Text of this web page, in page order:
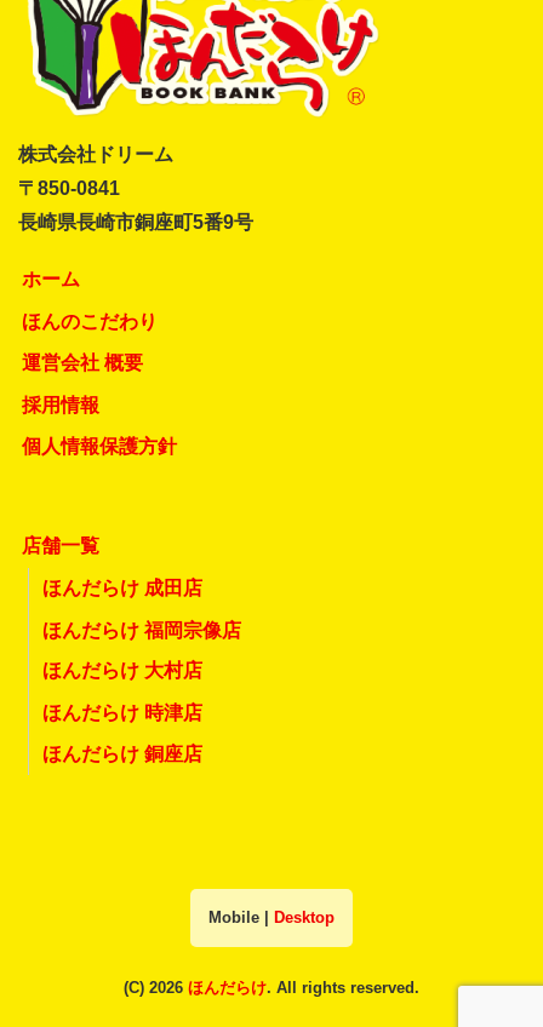
株式会社ドリーム
〒850-0841
長崎県長崎市銅座町5番9号
ホーム
ほんのこだわり
運営会社 概要
採用情報
個人情報保護方針
店舗一覧
ほんだらけ 成田店
ほんだらけ 福岡宗像店
ほんだらけ 大村店
ほんだらけ 時津店
ほんだらけ 銅座店
Mobile Desktop
(C) 2026 ほんだらけ. All rights reserved.